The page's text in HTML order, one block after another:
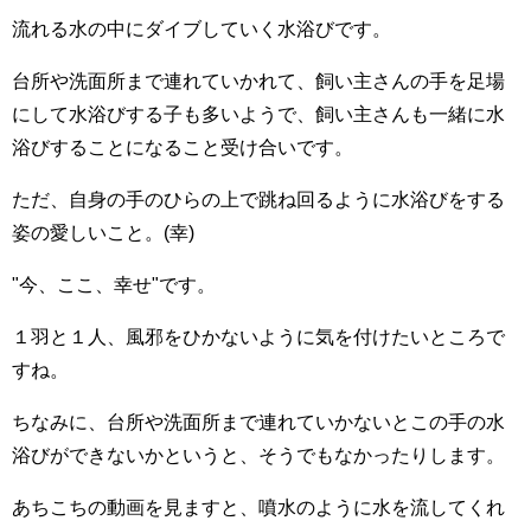
流れる水の中にダイブしていく水浴びです。
台所や洗面所まで連れていかれて、飼い主さんの手を足場
にして水浴びする子も多いようで、飼い主さんも一緒に水
浴びすることになること受け合いです。
ただ、自身の手のひらの上で跳ね回るように水浴びをする
姿の愛しいこと。(幸)
"今、ここ、幸せ"です。
１羽と１人、風邪をひかないように気を付けたいところで
すね。
ちなみに、台所や洗面所まで連れていかないとこの手の水
浴びができないかというと、そうでもなかったりします。
あちこちの動画を見ますと、噴水のように水を流してくれ